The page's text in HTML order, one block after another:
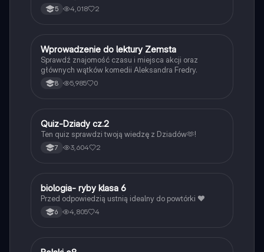
5 4,018 2
WJęzyk polski
Wprowadzenie do lektury Zemsta
Sprawdź znajomość czasu i miejsca akcji oraz
głównych wątków komedii Aleksandra Fredry.
8 5,985 0
QJęzyk polski
Quiz-Dziady cz.2
Ten quiz sprawdzi twoją wiedzę z Dziadów🫶!
7 3,604 2
BBiologia
biologia- ryby klasa 6
Przed odpowiedzią ustnią idealny do powtórki ❤️
6 4,805 4